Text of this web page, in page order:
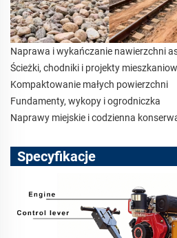
Naprawa i wykańczanie nawierzchni
Ścieżki, chodniki i projekty
Kompaktowanie małych powierzchni
Fundamenty, wykopy i ogrodniczka
Naprawy miejskie i codzienna
Specyfikacje